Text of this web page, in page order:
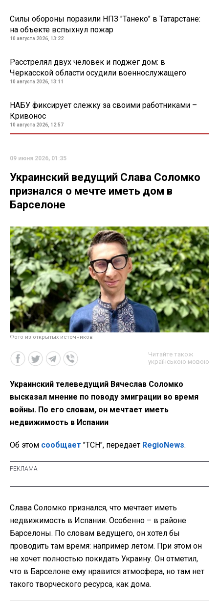
Силы обороны поразили НПЗ "Танеко" в Татарстане:
на объекте вспыхнул пожар
10 августа 2026, 13:22
Расстрелял двух человек и поджег дом: в
Черкасской области осудили военнослужащего
10 августа 2026, 13:11
НАБУ фиксирует слежку за своими работниками –
Кривонос
10 августа 2026, 12:57
09 июня 2026, 01:35
Украинский ведущий Слава Соломко
признался о мечте иметь дом в
Барселоне
Фото из открытых источников
Читайте також
українською мовою
Украинский телеведущий Вячеслав Соломко
высказал мнение по поводу эмиграции во время
войны. По его словам, он мечтает иметь
недвижимость в Испании
Об этом сообщает "ТСН", передает RegioNews.
Слава Соломко признался, что мечтает иметь
недвижимость в Испании. Особенно – в районе
Барселоны. По словам ведущего, он хотел бы
проводить там время: например летом. При этом он
не хочет полностью покидать Украину. Он отметил,
что в Барселоне ему нравится атмосфера, но там нет
такого творческого ресурса, как дома.